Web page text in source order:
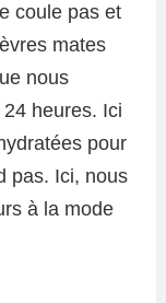
coule pas et
mates
nous
heures. Ici
pour
pas. Ici, nous
à la mode